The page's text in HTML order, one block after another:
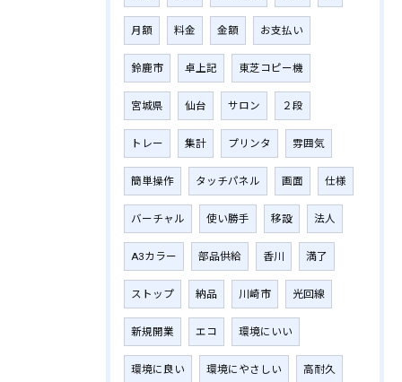
月額 料金 金額 お支払い
鈴鹿市 卓上記 東芝コピー機
宮城県 仙台 サロン ２段
トレー 集計 プリンタ 雰囲気
簡単操作 タッチパネル 画面 仕様
バーチャル 使い勝手 移設 法人
A3カラー 部品供給 香川 満了
ストップ 納品 川崎市 光回線
新規開業 エコ 環境にいい
環境に良い 環境にやさしい 高耐久